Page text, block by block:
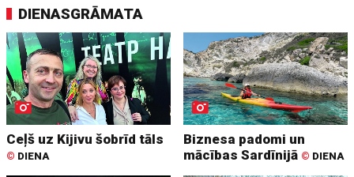
DIENASGRĀMATA
Ceļš uz Kijivu šobrīd tāls
© DIENA
Biznesa padomi un
mācības Sardīnijā © DIENA